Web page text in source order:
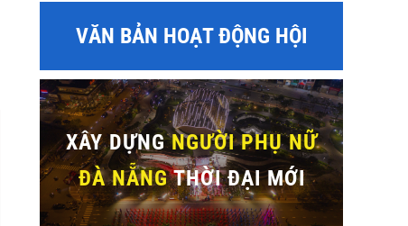
VĂN BẢN HOẠT ĐỘNG HỘI
XÂY DỰNGNGƯỜI PHỤ NỮ
ĐÀ NẴNGTHỜI ĐẠI MỚI